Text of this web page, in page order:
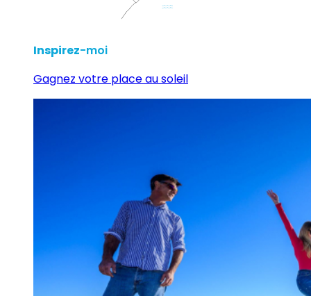
Inspirez-moi
Gagnez votre place au soleil